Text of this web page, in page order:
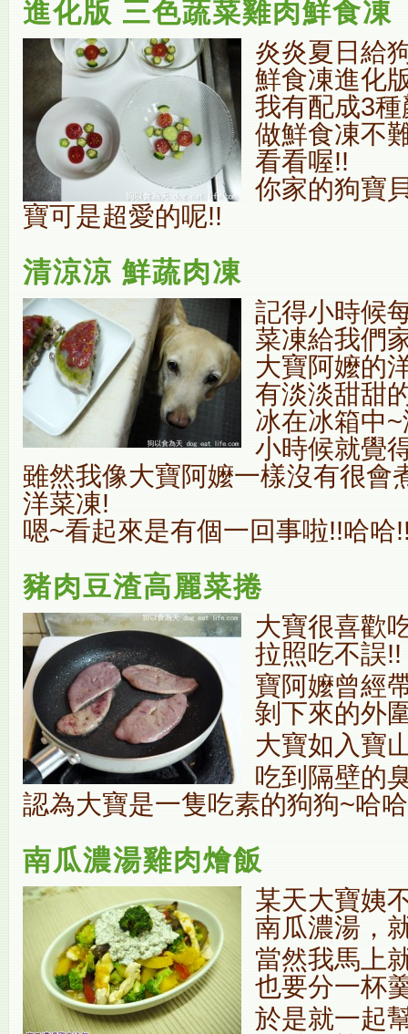
進化版 三色蔬菜雞肉鮮食凍
炎炎夏日給
鮮食凍進化
我有配成3
做鮮食凍不
看看喔!!
你家的狗寶
寶可是超愛的呢!!
清涼涼 鮮蔬肉凍
記得小時候
菜凍給我們
大寶阿嬤的
有淡淡甜甜
冰在冰箱中
小時候就覺
雖然我像大寶阿嬤一樣沒有很會
洋菜凍!
嗯~看起來是有個一回事啦!!哈哈
豬肉豆渣高麗菜捲
大寶很喜歡
拉照吃不誤!!
寶阿嬤曾經
剝下來的外
大寶如入寶
吃到隔壁的
認為大寶是一隻吃素的狗狗~哈
南瓜濃湯雞肉燴飯
某天大寶姨
南瓜濃湯，
當然我馬上
也要分一杯
於是就一起